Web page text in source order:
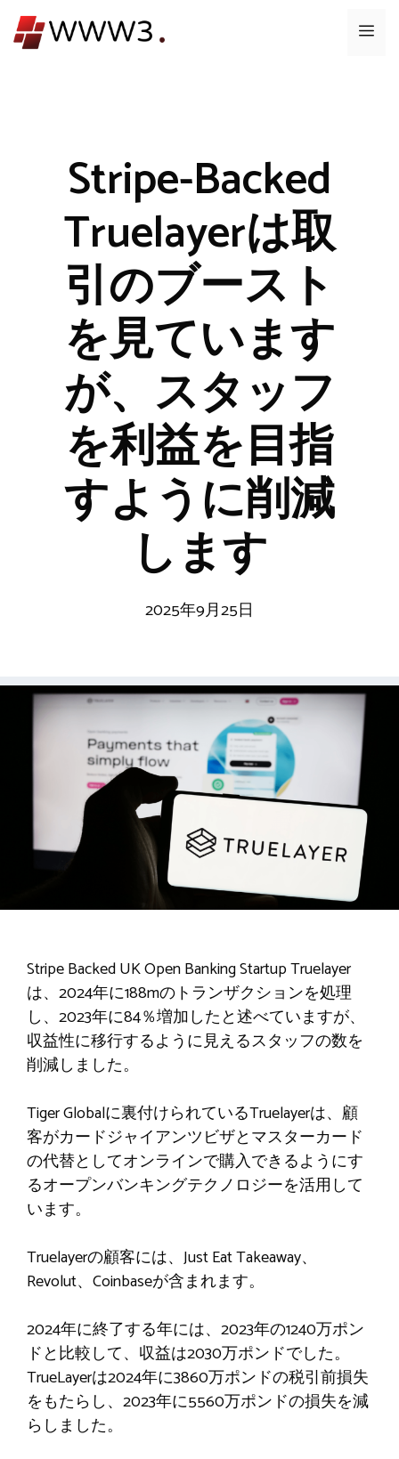
ン
メ
Stripe-Backed
Truelayerは取
引のブースト
を見ています
が、スタッフ
を利益を目指
すように削減
します
2025年9月25日
Stripe Backed UK Open Banking Startup Truelayer
は、2024年に188mのトランザクションを処理
し、2023年に84％増加したと述べていますが、
収益性に移行するように見えるスタッフの数を
削減しました。
Tiger Globalに裏付けられているTruelayerは、顧
客がカードジャイアンツビザとマスターカード
の代替としてオンラインで購入できるようにす
るオープンバンキングテクノロジーを活用して
います。
Truelayerの顧客には、Just Eat Takeaway、
Revolut、Coinbaseが含まれます。
2024年に終了する年には、2023年の1240万ポン
ドと比較して、収益は2030万ポンドでした。
TrueLayerは2024年に3860万ポンドの税引前損失
をもたらし、2023年に5560万ポンドの損失を減
らしました。